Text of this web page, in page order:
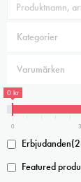
0 kr
0
Erbjudanden
Featured